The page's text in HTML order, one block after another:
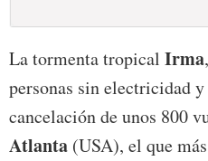
La tormenta tropical Irma
personas sin electricidad
cancelación de unos 800
Atlanta (USA), el que